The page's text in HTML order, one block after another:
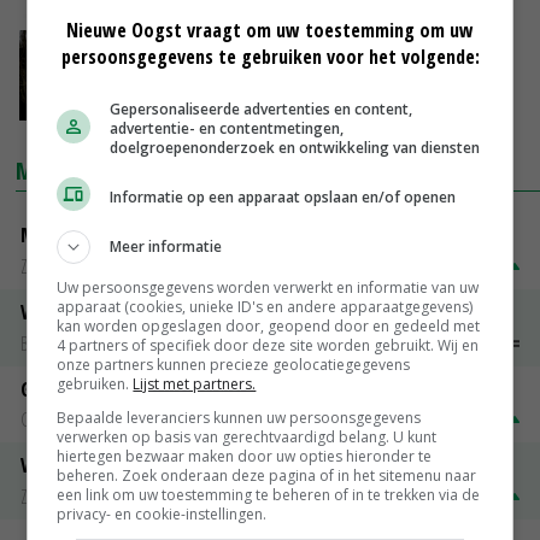
Jaar van de waarheid in de Krimpenerwaard
08-02-2018
MARKTPRIJZEN
Magere melkpoeder
Zuivel NL
Vleeskuikens 2001-2600 gr
Barneveld
€ 1,09~ € 1,11
Gerst
Groningen
€ 197,00
Volle melkpoeder
Zuivel NL
€ 345,00 € 20,00
Nieuwe Oogst vraagt om uw toestemming om uw
persoonsgegevens te gebruiken voor het volgende:
Gepersonaliseerde advertenties en content,
advertentie- en contentmetingen,
doelgroepenonderzoek en ontwikkeling van diensten
Informatie op een apparaat opslaan en/of openen
Meer informatie
Uw persoonsgegevens worden verwerkt en informatie van uw
apparaat (cookies, unieke ID's en andere apparaatgegevens)
kan worden opgeslagen door, geopend door en gedeeld met
4 partners of specifiek door deze site worden gebruikt. Wij en
onze partners kunnen precieze geolocatiegegevens
gebruiken. Lijst met partners.
Bepaalde leveranciers kunnen uw persoonsgegevens
verwerken op basis van gerechtvaardigd belang. U kunt
hiertegen bezwaar maken door uw opties hieronder te
beheren. Zoek onderaan deze pagina of in het sitemenu naar
een link om uw toestemming te beheren of in te trekken via de
privacy- en cookie-instellingen.